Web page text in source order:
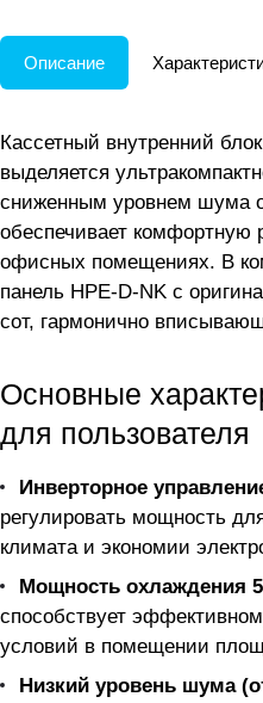
Описание
Кассетный внутренний
выделяется
сниженным уровнем шума
обеспечивает комфортную
офисных помещениях. В
панель HPE-D-NK с
сот, гармонично
Основные
для пользователя
Инверторное
регулировать мощность
климата и экономии
Мощность охлаждения
способствует
условий в помещении
Низкий уровень шума